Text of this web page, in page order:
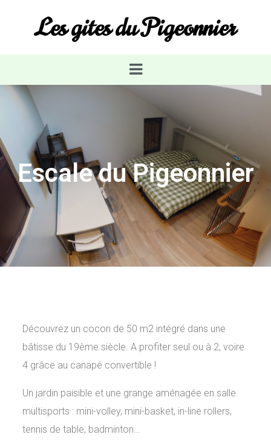
Les gites du Pigeonnier
Escale du Pigeonnier
Découvrez un cocon de 50 m2 intégré dans une
bâtisse du 19ème siècle. A profiter seul ou à 2, voire
4 grâce au canapé convertible !
Un jardin paisible et une grange aménagée en salle
multisports : mini-volley, mini-basket, in-line rollers,
tennis de table, badminton…